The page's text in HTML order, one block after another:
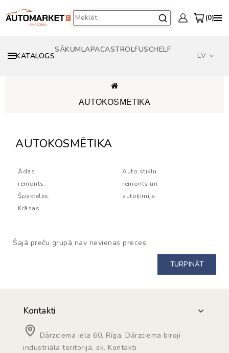
0
KATALOGS
SĀKUMLAPACASTROLFUSCHELF
LV
AUTOKOSMĒTIKA
AUTOKOSMĒTIKA
Ādas
remonts.
Špakteles.
Krāsas
Auto stiklu
remonts un
autoķīmija
Šajā preču grupā nav nevienas preces.
TURPINĀT
Kontakti
Dārzciema iela 60, Rīga, Dārzciema biroji
industriāla teritorijā. sk. Kontakti